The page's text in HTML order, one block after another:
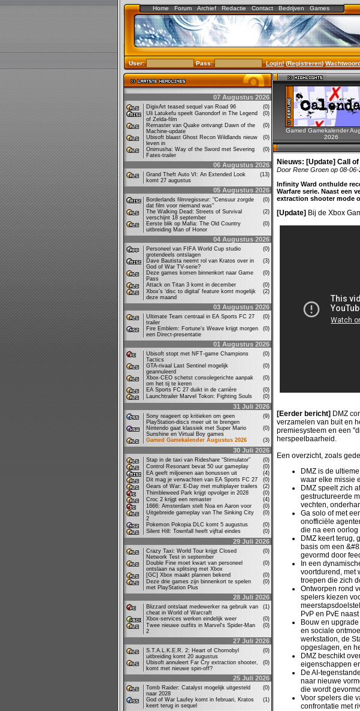
Home Forum Archief Redactie Contact Bedrijven Games
User: Pass: Login!(Registreren)
07 Augustus 2026
DigixArt teased sequel van Road 96
(0)
Uli Latukefu speelt Ganondorf in The Legend
of Zelda-film
(0)
Remaster van Quake ontvangt Dawn of the
Machine-update
(0)
Ubisoft blaast Ghost Recon Wildlands nieuw
leven in
(0)
Onimusha: Way of the Sword met Severing
Fates-trailer
(0)
06 Augustus 2026
Grand Theft Auto VI: An Extended Look
komt 27 augustus
(13)
05 Augustus 2026
Borderlands filmregisseur: "Censuur zorgde
dat film voor niemand was"
(0)
The Walking Dead: Streets of Survival
verschijnt 18 september
(2)
Eerste blik op Mafia: The Old Country
uitbreiding Man of Honor
(0)
04 Augustus 2026
Personeel van FIFA World Cup studio
grotendeels ontslagen
(0)
Dave Bautista neemt rol van Kratos over in
God of War TV-serie?
(3)
Deze games komen binnenkort naar Game
Pass
(0)
Attack on Titan 3 komt in december
(0)
Xbox’s ‘disc to digital’ feature komt mogelijk
deze maand
(2)
03 Augustus 2026
Ultimate Team centraal in EA Sports FC 27
trailer
(0)
Fire Emblem: Fortune's Weave krijgt morgen
een Direct-presentatie
(0)
01 Augustus 2026
Ubisoft stopt met NFT-game Champions
Tactics
(0)
GTA-rivaal Last Sentinel mogelijk
geannuleerd
(0)
Xbox-CEO schetst consolegerichte aanpak
om het tij te keren
(0)
EA Sports FC 27 duikt in de carrière
(0)
Launchtrailer Marvel Tokon: Fighting Souls
(0)
31 Juli 2026
Sony reageert op kritieken om geen
PlayStation-discs meer uit te brengen
(9)
Nintendo gaat klassiek met Super Mario
Sunshine en Virtual Boy games
(0)
Gamed Gamekalender Augustus 2026
(3)
30 Juli 2026
Stap in de taxi van Rideshare “Stimulator”
(0)
Control Resonant bevat 50 uur gameplay
(0)
EA geeft miljoenen aan bonussen uit
(4)
Dit mag je verwachten van EA Sports FC 27
(0)
Gears of War: E-Day met multiplayer trailers
(2)
Thimbleweed Park krijgt opvolger in 2028
(0)
Croc 2 krijgt een remaster
(4)
1666: Amsterdam stelt Noa en Aaron voor
(0)
Uitgebreide gameplay van The Sinking City
2
(0)
Pokemon Pokopia DLC komt 5 augustus
(0)
Silent Hill: Townfall heeft vijftal eindes
(0)
29 Juli 2026
Crazy Taxi: World Tour krijgt Closed
Network Test in september
(0)
Double Fine moet kwart van personeel
ontslaan na splitsing met Xbox
(0)
[GC] Xbox maakt plannen bekend
(0)
Deze drie games zijn binnenkort te spelen
met PlayStation Plus
(0)
28 Juli 2026
Blizzard ontslaat medewerker na gebruik van
cheat in World of Warcraft
(1)
Xbox-services werken eindelijk weer
(0)
Twee nieuwe outfits in Marvel's Spider-Man
2
(0)
27 Juli 2026
S.T.A.L.K.E.R. 2: Heart of Chornobyl
uitbreiding komt 20 augustus
(0)
Ubisoft annuleert Far Cry extraction shooter,
komt met nieuwe spin-off?
(0)
25 Juli 2026
Tomb Raider: Catalyst mogelijk uitgesteld
naar 2028
(0)
God of War Laufey komt in februari, Kratos
keert terug in sequel
(1)
Gamed Gamekalender
2026
Nieuws: [Update] Call
Door Rene Groen op 08-
Infinity Ward onthulde
Warfare serie. Naast een
extraction shooter mode
[Update] Bij de Xbox
[Eerder bericht] DMZ
verzamelen van buit en
premiesysteem en een
herspeelbaarheid.
Een overzicht, zoals
DMZ is de
waar elke missie
DMZ speelt zich
gestructureerde
vechten,
Ga solo of met
onofficiële
die na een
DMZ keert terug,
basis om een
gevormd door
In een
voortdurend, met
troepen die zich
Ontworpen rond
spelers kiezen
PvP en PvE
Bouw en
en sociale
werkstation, de
opgeslagen, en
DMZ beschikt
eigenschappen
De AI-
naar nieuwe
die wordt
Voor spelers die
confrontatie met